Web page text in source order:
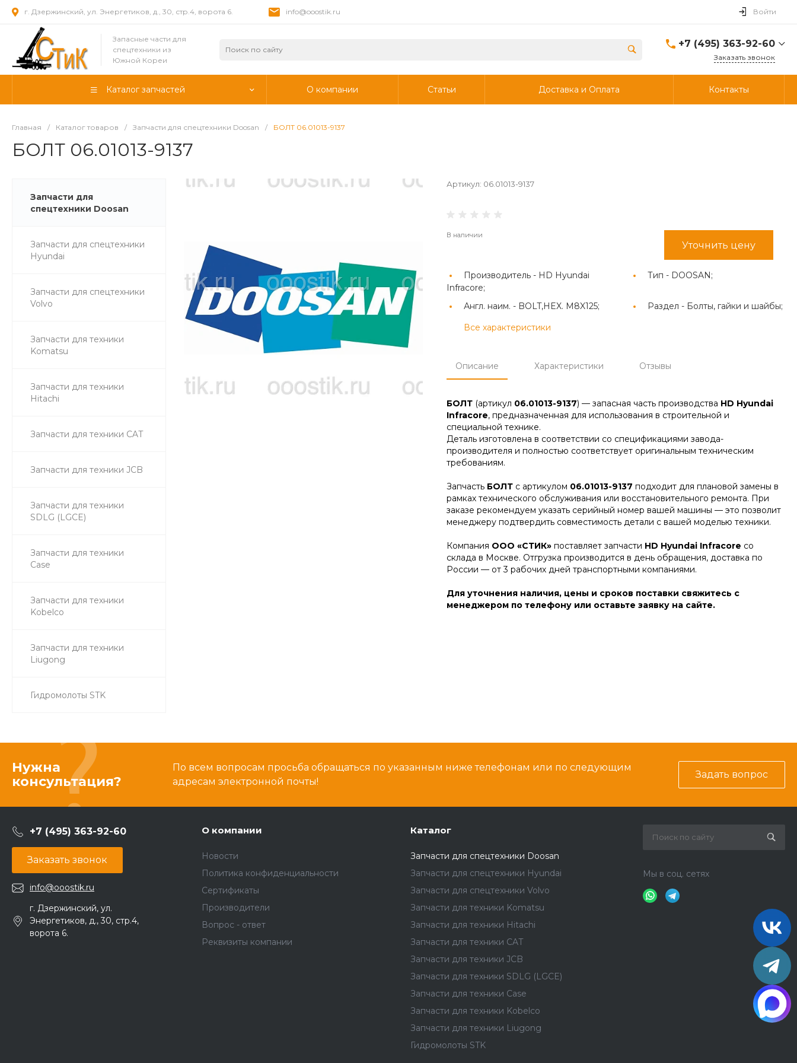
г. Дзержинский, ул. Энергетиков, д., 30, стр.4, ворота 6. info@ooostik.ru Войти
Запасные части для
спецтехники из
Южной Кореи
+7 (495) 363-92-60
г. Дзержинский, ул.
Заказать звонок
Каталог запчастей О компании Статьи Доставка и Оплата Контакты
Главная / Каталог товаров / Запчасти для спецтехники Doosan / БОЛТ 06.01013-9137
БОЛТ 06.01013-9137
Запчасти для
спецтехники Doosan
Запчасти для спецтехники
Hyundai
Запчасти для спецтехники
Volvo
Запчасти для техники
Komatsu
Запчасти для техники
Hitachi
Запчасти для техники CAT
Запчасти для техники JCB
Запчасти для техники
SDLG (LGCE)
Запчасти для техники
Case
Запчасти для техники
Kobelco
Запчасти для техники
Liugong
Гидромолоты STK
Артикул: 06.01013-9137
В наличии
Уточнить цену
Производитель - HD Hyundai
Infracore;
Тип - DOOSAN;
Англ. наим. - BOLT,HEX. M8X125; Раздел - Болты, гайки и шайбы;
Все характеристики
Описание Характеристики Отзывы
БОЛТ(артикул 06.01013-9137) — запасная часть производства HD Hyundai
Infracore, предназначенная для использования в строительной и
специальной технике.
Деталь изготовлена в соответствии со спецификациями завода-
производителя и полностью соответствует оригинальным техническим
требованиям.
Запчасть БОЛТс артикулом 06.01013-9137 подходит для плановой замены в
рамках технического обслуживания или восстановительного ремонта. При
заказе рекомендуем указать серийный номер вашей машины — это позволит
менеджеру подтвердить совместимость детали с вашей моделью техники.
Компания ООО «СТИК»поставляет запчасти HD Hyundai Infracore со
склада в Москве. Отгрузка производится в день обращения, доставка по
России — от 3 рабочих дней транспортными компаниями.
Для уточнения наличия, цены и сроков поставки свяжитесь с
менеджером по телефону или оставьте заявку на сайте.
Нужна
консультация?
По всем вопросам просьба обращаться по указанным ниже телефонам или по следующим
адресам электронной почты!
Задать вопрос
+7 (495) 363-92-60
Заказать звонок
info@ooostik.ru
г. Дзержинский, ул.
Энергетиков, д., 30, стр.4,
ворота 6.
О компании
Новости
Политика конфиденциальности
Сертификаты
Производители
Вопрос - ответ
Реквизиты компании
Каталог
Запчасти для спецтехники Doosan
Запчасти для спецтехники Hyundai
Запчасти для спецтехники Volvo
Запчасти для техники Komatsu
Запчасти для техники Hitachi
Запчасти для техники CAT
Запчасти для техники JCB
Запчасти для техники SDLG (LGCE)
Запчасти для техники Case
Запчасти для техники Kobelco
Запчасти для техники Liugong
Гидромолоты STK
Мы в соц. сетях